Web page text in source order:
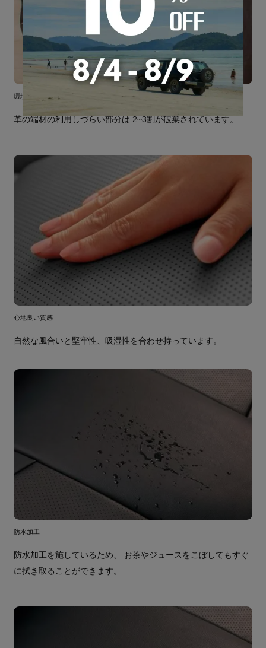
環境に優しいエコ素材
革の端材の利用しづらい部分は 2~3割が破棄されています。
心地良い質感
自然な風合いと堅牢性、吸湿性を合わせ持っています。
防水加工
防水加工を施しているため、 お茶やジュースをこぼしてもすぐ
に拭き取ることができます。